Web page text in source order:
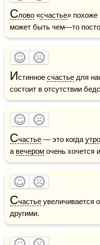
Слово «счастье» похоже
может быть чем—то
Истинное счастье для
состоит в отсутствии
Счастье — это когда
а вечером очень хочется
Счастье увеличивается
другими.